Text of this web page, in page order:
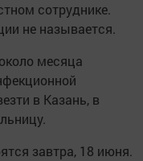
сотруднике.
не называется.
месяца
в Казань, в
завтра, 18 июня.